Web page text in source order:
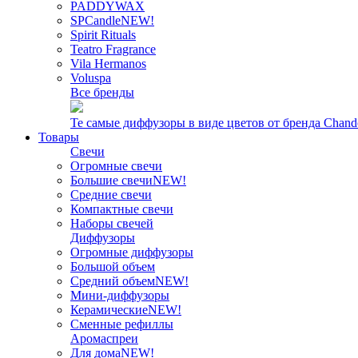
PADDYWAX
SPCandleNEW!
Spirit Rituals
Teatro Fragrance
Vila Hermanos
Voluspa
Все бренды
Те самые диффузоры в виде цветов от бренда
Товары
Свечи
Огромные свечи
Большие свечиNEW!
Средние свечи
Компактные свечи
Наборы свечей
Диффузоры
Огромные диффузоры
Большой объем
Средний объемNEW!
Мини-диффузоры
КерамическиеNEW!
Сменные рефиллы
Аромаспреи
Для домаNEW!